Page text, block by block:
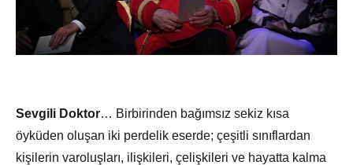
Sevgili Doktor… Birbirinden bağımsız sekiz kısa
öyküden oluşan iki perdelik eserde; çeşitli sınıflardan
kişilerin varoluşları, ilişkileri, çelişkileri ve hayatta kalma